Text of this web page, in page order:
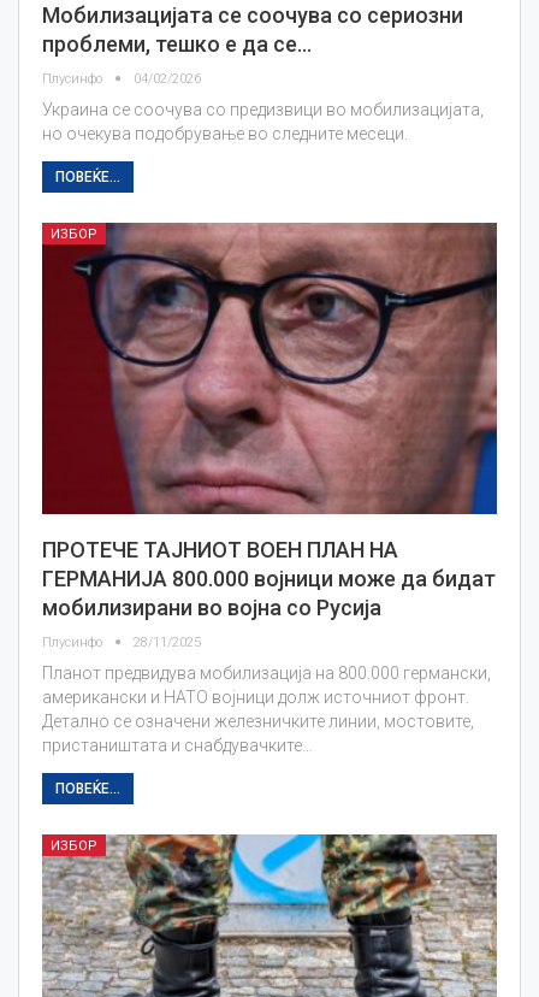
Мобилизацијата се соочува со сериозни
проблеми, тешко е да се…
Плусинфо 04/02/2026
Украина се соочува со предизвици во мобилизацијата,
но очекува подобрување во следните месеци.
ПОВЕЌЕ...
ИЗБОР
ПРОТЕЧЕ ТАЈНИОТ ВОЕН ПЛАН НА
ГЕРМАНИЈА 800.000 војници може да бидат
мобилизирани во војна со Русија
Плусинфо 28/11/2025
Планот предвидува мобилизација на 800.000 германски,
американски и НАТО војници долж источниот фронт.
Детално се означени железничките линии, мостовите,
пристаништата и снабдувачките…
ПОВЕЌЕ...
ИЗБОР